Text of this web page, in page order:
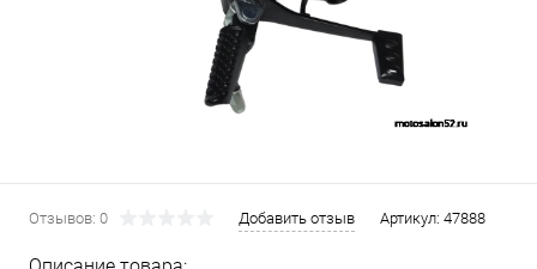
Отзывов: 0 Добавить отзыв Артикул: 47888